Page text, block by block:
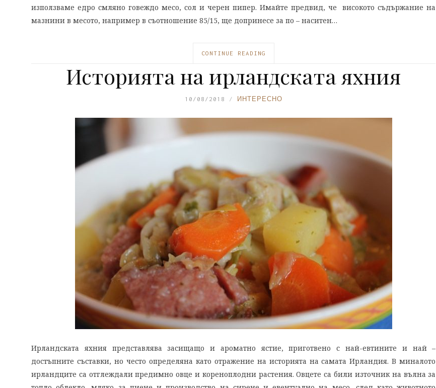
използваме едро смляно говеждо месо, сол и черен пипер. Имайте предвид, че високото съдържание на
мазнини в месото, например в съотношение 85/15, ще допринесе за по – наситен…
CONTINUE READING
Историята на ирландската яхния
10/08/2018 ИНТЕРЕСНО
Ирландската яхния представлява засищащо и ароматно ястие, приготвено с най-евтините и най –
достъпните съставки, но често определяна като отражение на историята на самата Ирландия. В миналото
ирландците са отглеждали предимно овце и кореноплодни растения. Овцете са били източник на вълна за